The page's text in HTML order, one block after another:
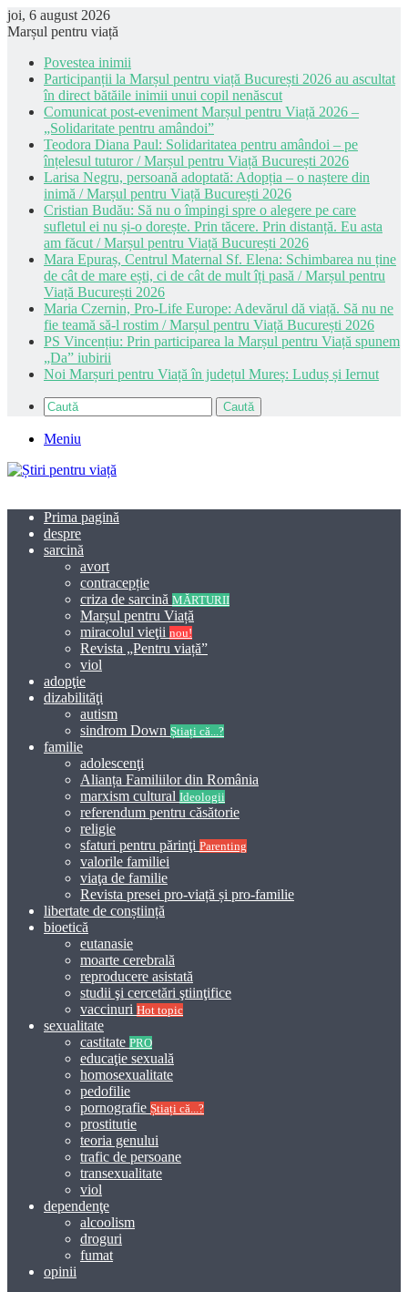
joi, 6 august 2026
Marșul pentru viață
Povestea inimii
Participanții la Marșul pentru viață București 2026 au ascultat
în direct bătăile inimii unui copil nenăscut
Comunicat post-eveniment Marșul pentru Viață 2026 –
„Solidaritate pentru amândoi”
Teodora Diana Paul: Solidaritatea pentru amândoi – pe
înțelesul tuturor / Marșul pentru Viață București 2026
Larisa Negru, persoană adoptată: Adopția – o naștere din
inimă / Marșul pentru Viață București 2026
Cristian Budău: Să nu o împingi spre o alegere pe care
sufletul ei nu și-o dorește. Prin tăcere. Prin distanță. Eu asta
am făcut / Marșul pentru Viață București 2026
Mara Epuraș, Centrul Maternal Sf. Elena: Schimbarea nu ține
de cât de mare ești, ci de cât de mult îți pasă / Marșul pentru
Viață București 2026
Maria Czernin, Pro-Life Europe: Adevărul dă viață. Să nu ne
fie teamă să-l rostim / Marșul pentru Viață București 2026
PS Vincențiu: Prin participarea la Marșul pentru Viață spunem
„Da” iubirii
Noi Marșuri pentru Viață în județul Mureș: Luduș și Iernut
Caută
Meniu
Prima pagină
despre
sarcină
avort
contracepție
criza de sarcină MĂRTURII
Marșul pentru Viață
miracolul vieţii nou!
Revista „Pentru viață”
viol
adopţie
dizabilităţi
autism
sindrom Down Știați că...?
familie
adolescenţi
Alianța Familiilor din România
marxism cultural Ideologii
referendum pentru căsătorie
religie
sfaturi pentru părinţi Parenting
valorile familiei
viaţa de familie
Revista presei pro-viață și pro-familie
libertate de conștiință
bioetică
eutanasie
moarte cerebrală
reproducere asistată
studii şi cercetări ştiinţifice
vaccinuri Hot topic
sexualitate
castitate PRO
educaţie sexuală
homosexualitate
pedofilie
pornografie Știați că...?
prostitutie
teoria genului
trafic de persoane
transexualitate
viol
dependenţe
alcoolism
droguri
fumat
opinii